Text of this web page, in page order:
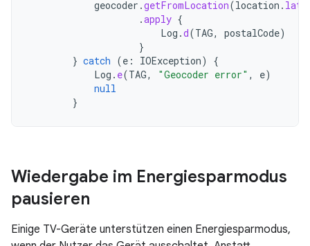
geocoder .getFromLocation(location .
.apply {
Log .d(TAG, postalCode)
}
} catch (e : IOException)
{
Log . e(TAG, "Geocoder error" , e)
null
}
Wiedergabe im Energiesparmodus
pausieren
Einige TV-Geräte unterstützen einen Energiesparmodus,